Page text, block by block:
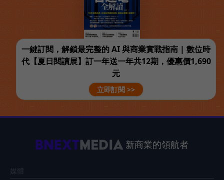
一鍵訂閱，解鎖最完整的 AI 與商業實戰指南 | 數位時
代【夏日閱讀展】訂一年送一年共12期，優惠價1,690
元
立即訂閱 >>
新商業的領航者
媒體